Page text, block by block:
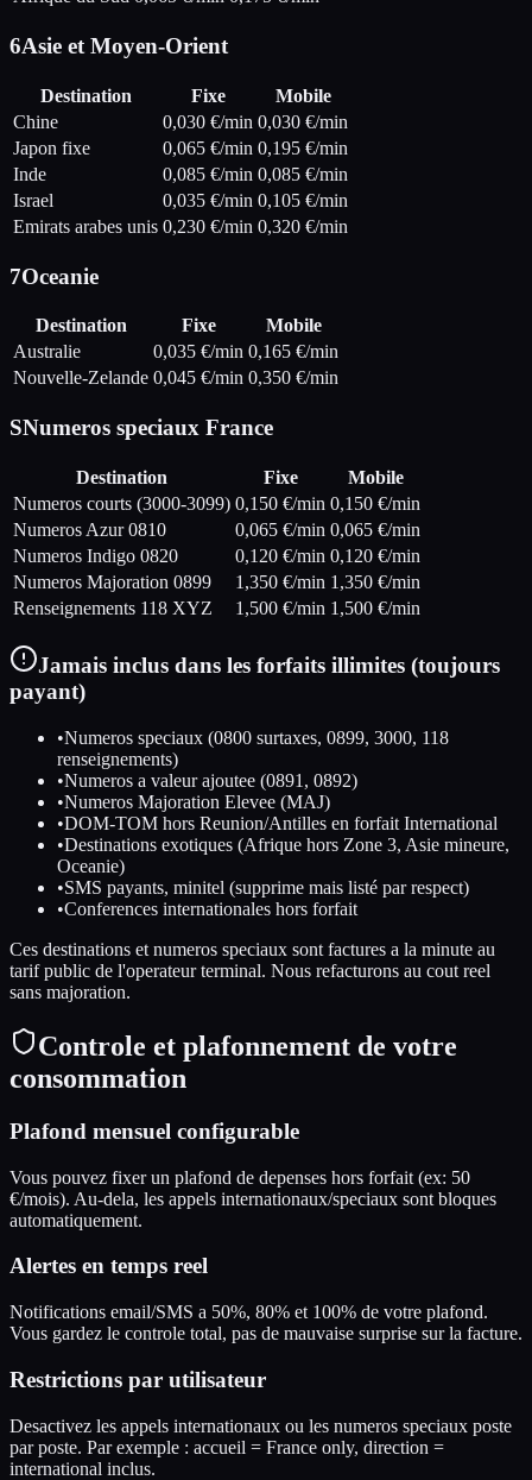
6Asie et Moyen-Orient
Destination Fixe
Mobile
Chine
0,030 €/min 0,030 €/min
Japon fixe
0,065 €/min 0,195 €/min
Inde
0,085 €/min 0,085 €/min
Israel
0,035 €/min 0,105 €/min
Emirats arabes unis 0,230 €/min 0,320 €/min
7Oceanie
Destination Fixe
Mobile
Australie
0,035 €/min 0,165 €/min
Nouvelle-Zelande 0,045 €/min 0,350 €/min
SNumeros speciaux France
Destination Fixe
Mobile
Numeros courts (3000-3099) 0,150 €/min 0,150 €/min
Numeros Azur 0810
0,065 €/min 0,065 €/min
Numeros Indigo 0820
0,120 €/min 0,120 €/min
Numeros Majoration 0899
1,350 €/min 1,350 €/min
Renseignements 118 XYZ
1,500 €/min 1,500 €/min
Jamais inclus dans les forfaits illimites (toujours
payant)
•Numeros speciaux (0800 surtaxes, 0899, 3000, 118
renseignements)
•Numeros a valeur ajoutee (0891, 0892)
•Numeros Majoration Elevee (MAJ)
•DOM-TOM hors Reunion/Antilles en forfait International
•Destinations exotiques (Afrique hors Zone 3, Asie mineure,
Oceanie)
•SMS payants, minitel (supprime mais listé par respect)
•Conferences internationales hors forfait
Ces destinations et numeros speciaux sont factures a la minute au
tarif public de l'operateur terminal. Nous refacturons au cout reel
sans majoration.
Controle et plafonnement de votre
consommation
Plafond mensuel configurable
Vous pouvez fixer un plafond de depenses hors forfait (ex: 50
€/mois). Au-dela, les appels internationaux/speciaux sont bloques
automatiquement.
Alertes en temps reel
Notifications email/SMS a 50%, 80% et 100% de votre plafond.
Vous gardez le controle total, pas de mauvaise surprise sur la facture.
Restrictions par utilisateur
Desactivez les appels internationaux ou les numeros speciaux poste
par poste. Par exemple : accueil = France only, direction =
international inclus.